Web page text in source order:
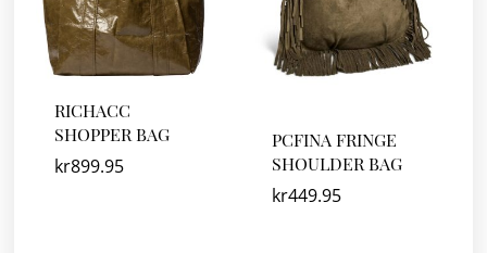
RICHACC
SHOPPER BAG
kr899.95
PCFINA FRINGE
SHOULDER BAG
kr449.95